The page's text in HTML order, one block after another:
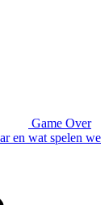
Game Over
en wat spelen we